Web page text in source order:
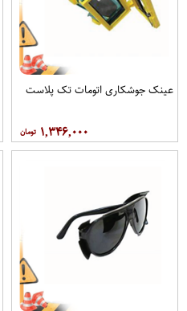
عینک جوشکاری اتومات تک پلاست
۱,۳۴۶,۰۰۰